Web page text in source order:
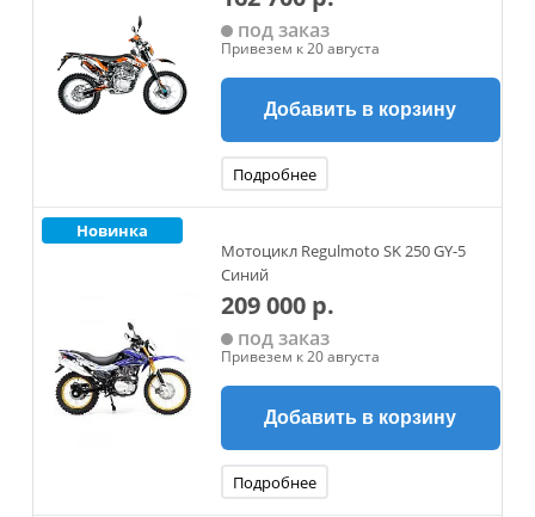
под заказ
Привезем к 20 августа
Добавить в корзину
Подробнее
Новинка
Мотоцикл Regulmoto SK 250 GY-5
Синий
209 000 р.
под заказ
Привезем к 20 августа
Добавить в корзину
Подробнее